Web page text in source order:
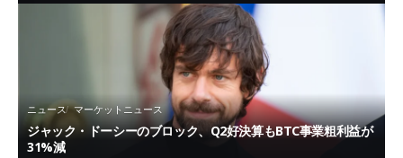
ニュース マーケットニュース
ジャック・ドーシーのブロック、Q2好決算もBTC事業粗利益が
31%減